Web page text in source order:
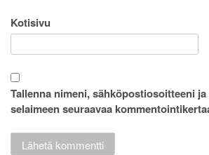
Kotisivu
Tallenna nimeni, sähköpostiosoitteeni
selaimeen seuraavaa